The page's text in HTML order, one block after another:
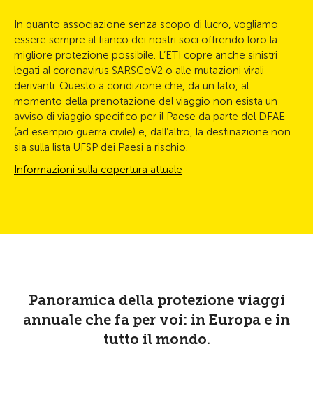
In quanto associazione senza scopo di lucro, vogliamo
essere sempre al fianco dei nostri soci offrendo loro la
migliore protezione possibile. L’ETI copre anche sinistri
legati al coronavirus SARSCoV2 o alle mutazioni virali
derivanti. Questo a condizione che, da un lato, al
momento della prenotazione del viaggio non esista un
avviso di viaggio specifico per il Paese da parte del DFAE
(ad esempio guerra civile) e, dall’altro, la destinazione non
sia sulla lista UFSP dei Paesi a rischio.
Informazioni sulla copertura attuale
Panoramica della protezione viaggi
annuale che fa per voi: in Europa e in
tutto il mondo.